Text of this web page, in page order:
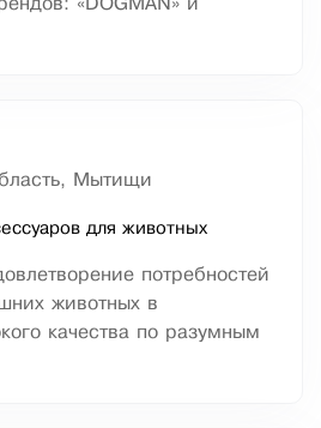
«DOGMAN» и
Мытищи
для животных
потребностей
животных в
качества по разумным